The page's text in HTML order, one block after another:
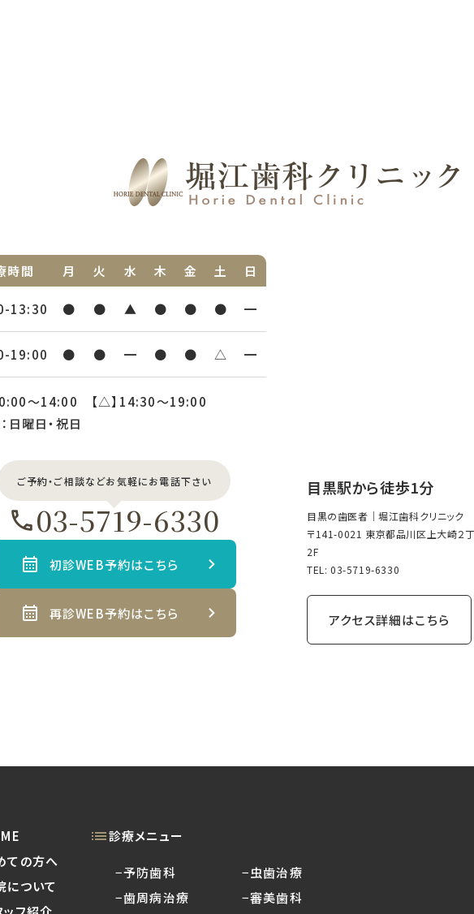
時間 月 火 水 木 金 土 日
13:30 ● ● ▲ ● ● ● ━
19:00 ● ● ━ ● ● △ ━
〜14:00 【△】14:30〜19:00
日曜日・祝日
ご予約・ご相談などお気軽にお電話下さい
03-5719-6330
初診WEB予約はこちら
再診WEB予約はこちら
目黒駅から徒歩1分
目黒の歯医者｜堀江歯科クリニック
〒141-0021 東京都品川区上大崎２丁
2F
TEL: 03-5719-6330
アクセス詳細はこちら
ての方へ
について
診療メニュー
−予防歯科
−歯周病治療
−虫歯治療
−審美歯科